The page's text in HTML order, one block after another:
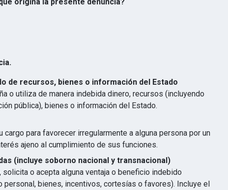
de recursos, bienes o información del Estado
o utiliza de manera indebida dinero, recursos (incluyendo
pública), bienes o información del Estado.
para favorecer irregularmente a alguna persona por un
ajeno al cumplimiento de sus funciones.
(incluye soborno nacional y transnacional)
o acepta alguna ventaja o beneficio indebido
personal, bienes, incentivos, cortesías o favores). Incluye el